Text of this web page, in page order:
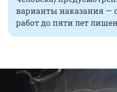
варианты наказания —
работ до пяти лет